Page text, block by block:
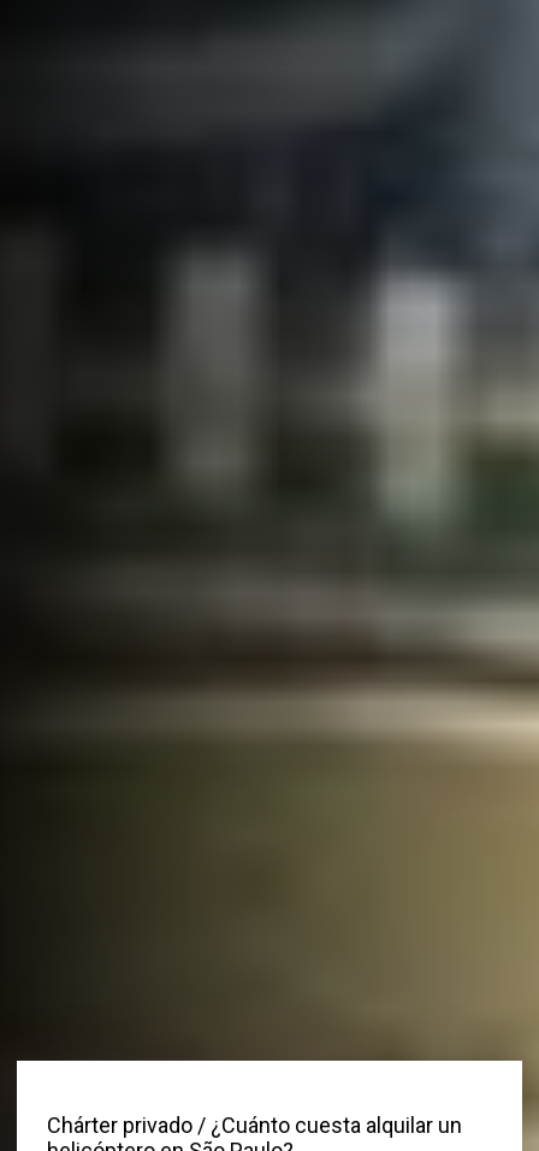
Chárter privado / ¿Cuánto cuesta alquilar un